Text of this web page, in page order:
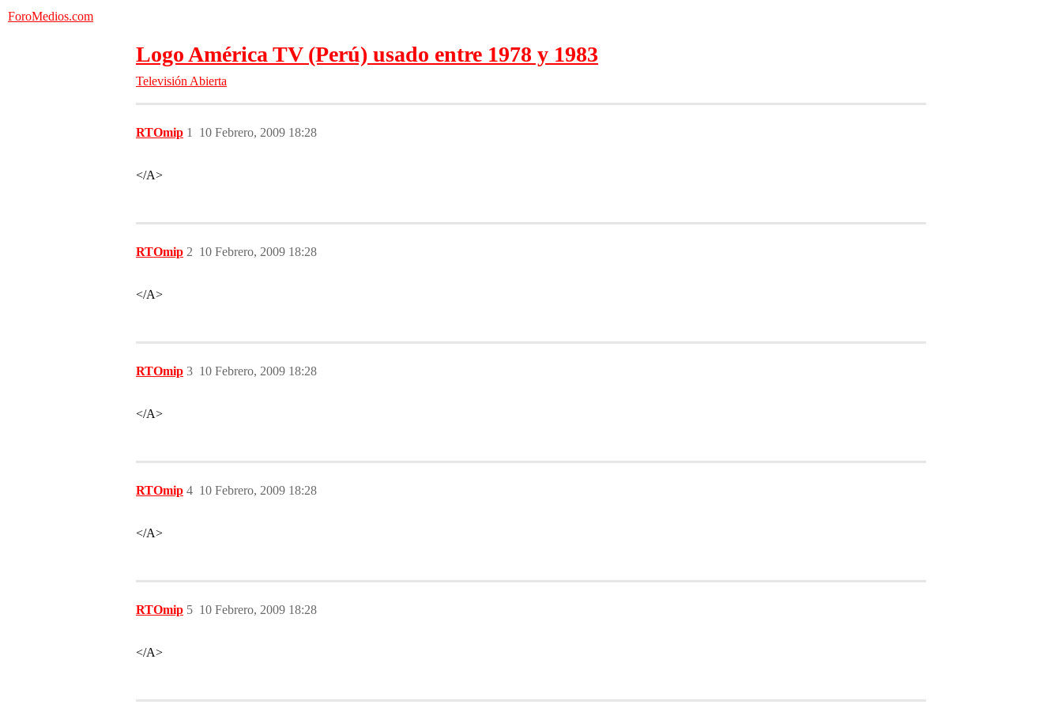
ForoMedios.com
Logo América TV (Perú) usado entre 1978 y 1983
Televisión Abierta
RTOmip 10 Febrero, 2009 18:28
1
</A>
RTOmip 10 Febrero, 2009 18:28
2
</A>
RTOmip 10 Febrero, 2009 18:28
3
</A>
RTOmip 10 Febrero, 2009 18:28
4
</A>
RTOmip 10 Febrero, 2009 18:28
5
</A>